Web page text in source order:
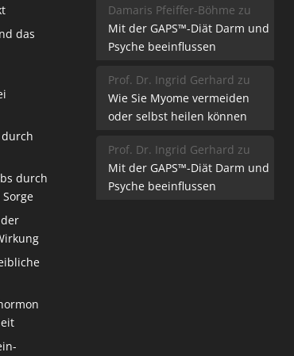
das
durch
Damaris Pfeiffer-Böhme zu
Mit der GAPS™-Diät Darm und
Psyche beeinflussen
Prof. Dr. Ingrid Gerhard zu
Wie Sie Myome vermeiden
oder selbst heilen können
Prof. Dr. Ingrid Gerhard zu
Mit der GAPS™-Diät Darm und
Psyche beeinflussen